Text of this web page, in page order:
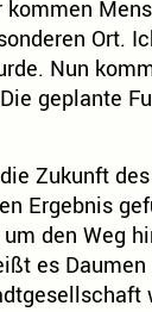
Ort.
Nun
geplante
Zukunft
Ergebnis
den Weg
es